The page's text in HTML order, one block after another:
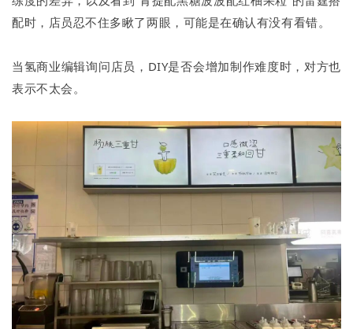
配时，店员忍不住多瞅了两眼，可能是在确认有没有看错。
当氢商业编辑询问店员，DIY是否会增加制作难度时，对方也
表示不太会。